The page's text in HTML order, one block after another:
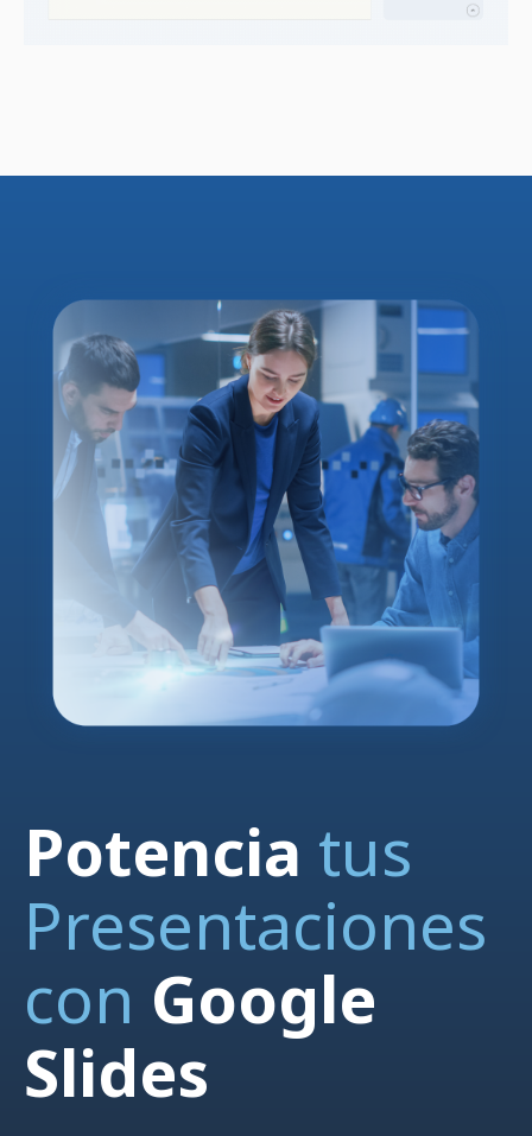
Potencia tus
Presentaciones
con Google
Slides